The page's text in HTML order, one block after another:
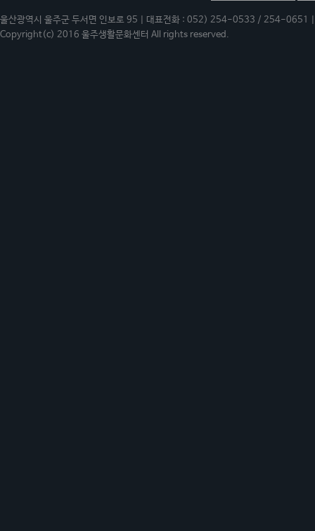
울산광역시 울주군 두서면 인보로 95 | 대표전화 : 052) 254-0533 / 254-
Copyright(c) 2016 울주생활문화센터 All rights reserved.